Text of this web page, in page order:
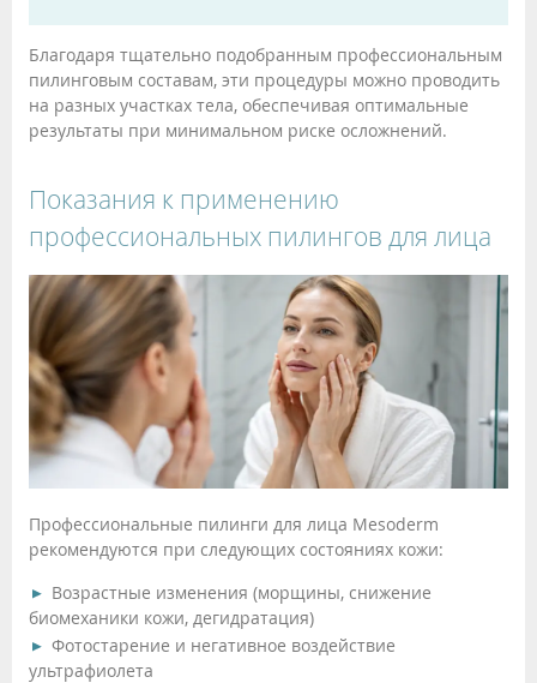
Благодаря тщательно подобранным профессиональным
пилинговым составам, эти процедуры можно проводить
на разных участках тела, обеспечивая оптимальные
результаты при минимальном риске осложнений.
Показания к применению
профессиональных пилингов для лица
Профессиональные пилинги для лица Mesoderm
рекомендуются при следующих состояниях кожи:
Возрастные изменения (морщины, снижение
биомеханики кожи, дегидратация)
Фотостарение и негативное воздействие
ультрафиолета